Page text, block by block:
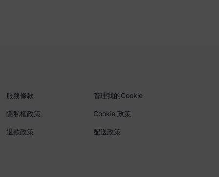
服務條款 管理我的Cookie
隱私權政策 Cookie 政策
退款政策 配送政策